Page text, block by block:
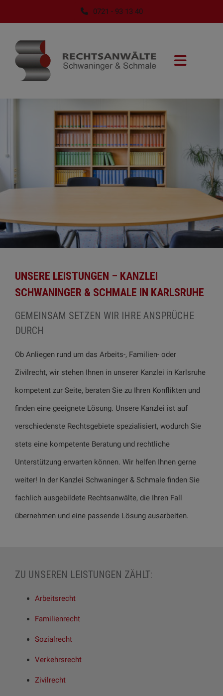
0721 - 93 13 40
UNSERE LEISTUNGEN – KANZLEI
SCHWANINGER & SCHMALE IN KARLSRUHE
GEMEINSAM SETZEN WIR IHRE ANSPRÜCHE
DURCH
Ob Anliegen rund um das Arbeits-, Familien- oder
Zivilrecht, wir stehen Ihnen in unserer Kanzlei in Karlsruhe
kompetent zur Seite, beraten Sie zu Ihren Konflikten und
finden eine geeignete Lösung. Unsere Kanzlei ist auf
verschiedenste Rechtsgebiete spezialisiert, wodurch Sie
stets eine kompetente Beratung und rechtliche
Unterstützung erwarten können. Wir helfen Ihnen gerne
weiter! In der Kanzlei Schwaninger & Schmale finden Sie
fachlich ausgebildete Rechtsanwälte, die Ihren Fall
übernehmen und eine passende Lösung ausarbeiten.
ZU UNSEREN LEISTUNGEN ZÄHLT:
Arbeitsrecht
Familienrecht
Sozialrecht
Verkehrsrecht
Zivilrecht